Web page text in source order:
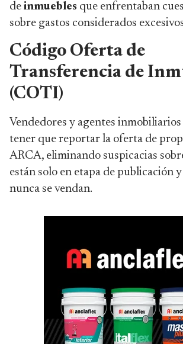
de inmuebles que enfrentaban
sobre gastos considerados
Código Oferta de
Transferencia de
(COTI)
Vendedores y agentes
tener que reportar la oferta de
ARCA, eliminando suspicacias
están solo en etapa de publicación
nunca se vendan.